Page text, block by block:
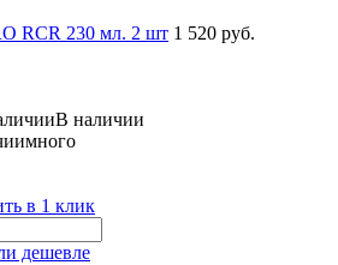
RCR 230 мл. 2 шт 1 520 руб.
В наличии
много
в 1 клик
дешевле